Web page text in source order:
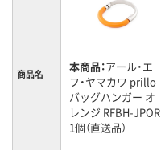
商品名 本商品：アール・エ
フ・ヤマカワ prillo
バッグハンガー オ
レンジ RFBH-JPOR
1個（直送品）